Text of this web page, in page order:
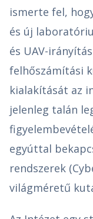
ismerte fel,
és új
és UAV-
felhőszámítási
kialakítását az
jelenleg talán
egyúttal
rendszerek
világméretű